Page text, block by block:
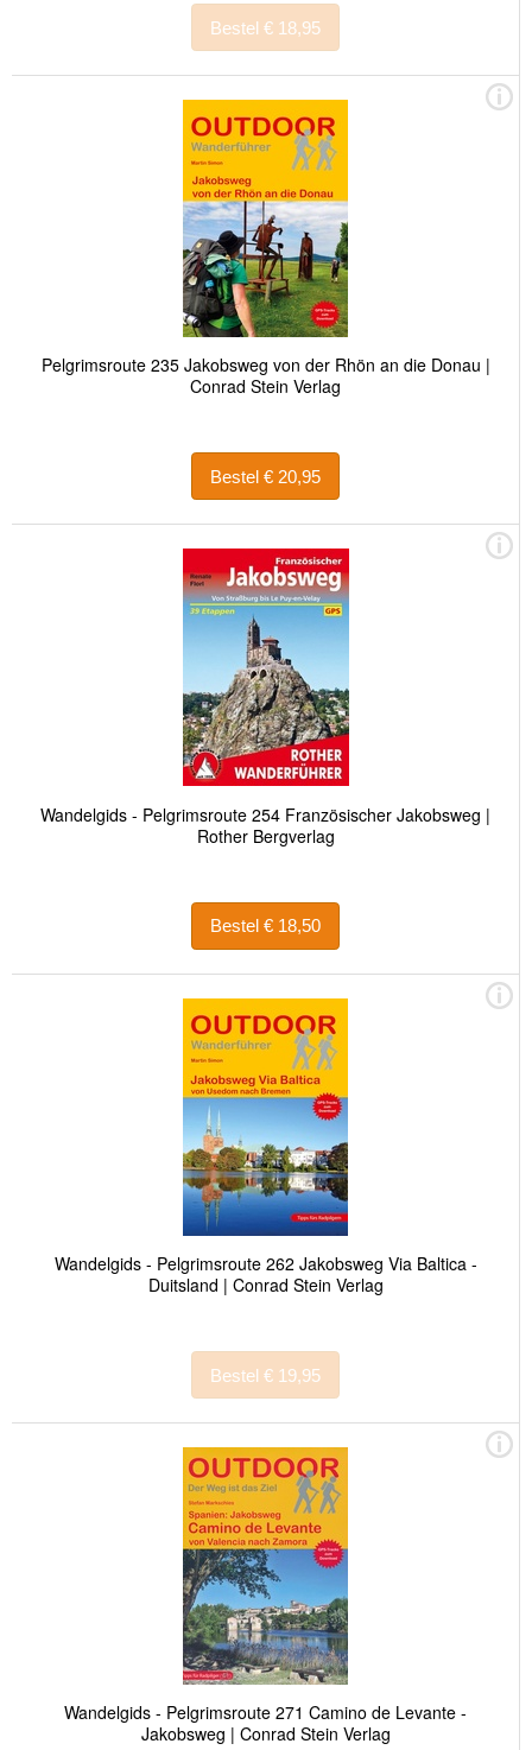
Bestel € 18,95
Pelgrimsroute 235 Jakobsweg von der Rhön an die Donau |
Conrad Stein Verlag
Bestel € 20,95
Wandelgids - Pelgrimsroute 254 Französischer Jakobsweg |
Rother Bergverlag
Bestel € 18,50
Wandelgids - Pelgrimsroute 262 Jakobsweg Via Baltica -
Duitsland | Conrad Stein Verlag
Bestel € 19,95
Wandelgids - Pelgrimsroute 271 Camino de Levante -
Jakobsweg | Conrad Stein Verlag